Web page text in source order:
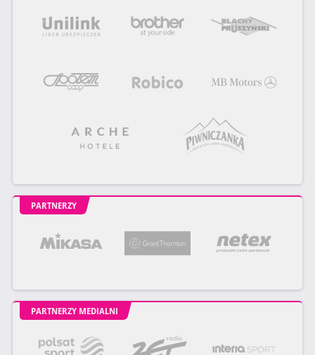
PARTNERZY
PARTNERZY MEDIALNI